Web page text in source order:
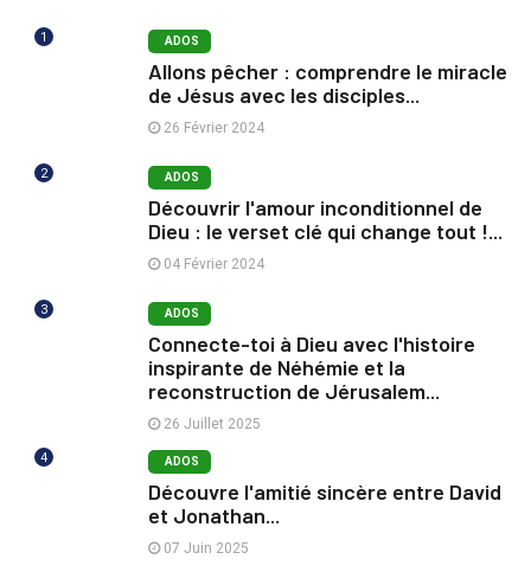
1 ADOS
Allons pêcher : comprendre le miracle
de Jésus avec les disciples...
26 Février 2024
2 ADOS
Découvrir l'amour inconditionnel de
Dieu : le verset clé qui change tout !...
04 Février 2024
3 ADOS
Connecte-toi à Dieu avec l'histoire
inspirante de Néhémie et la
reconstruction de Jérusalem...
26 Juillet 2025
4 ADOS
Découvre l'amitié sincère entre David
et Jonathan...
07 Juin 2025